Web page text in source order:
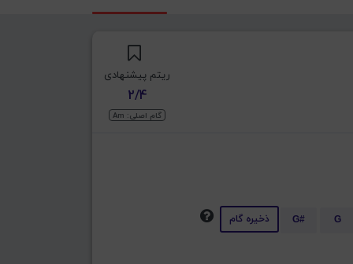
ریتم پیشنهادی
2/4
گام اصلی: Am
G
G# ذخیره گام